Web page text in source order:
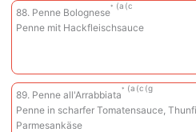
88. Penne Bolognese
a c
Penne mit Hackfleischsauce
89. Penne all'Arrabbiata
a c g
Penne in scharfer Tomatensauce,
Parmesankäse